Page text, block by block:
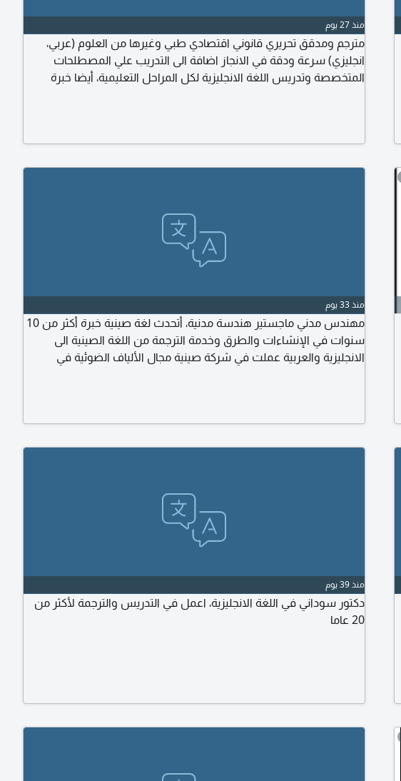
منذ 27 يوم
مترجم ومدقق تحريري قانوني اقتصادي طبي وغيرها من العلوم (عربي،
انجليزي) سرعة ودقة في الانجاز اضافة الى التدريب علي المصطلحات
المتخصصة وتدريس اللغة الانجليزية لكل المراحل التعليمية، أيضا خبرة
منذ 33 يوم
مهندس مدني ماجستير هندسة مدنية، أتحدث لغة صينية خبرة أكثر من 10
سنوات في الإنشاءات والطرق وخدمة الترجمة من اللغة الصينية الى
الانجليزية والعربية عملت في شركة صينية مجال الألياف الضوئية في
منذ 39 يوم
دكتور سوداني في اللغة الانجليزية، اعمل في التدريس والترجمة لأكثر من
20 عاما